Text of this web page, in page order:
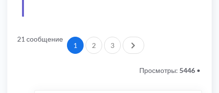
21 сообщение
1 2 3 След.
Просмотры: 5446 •